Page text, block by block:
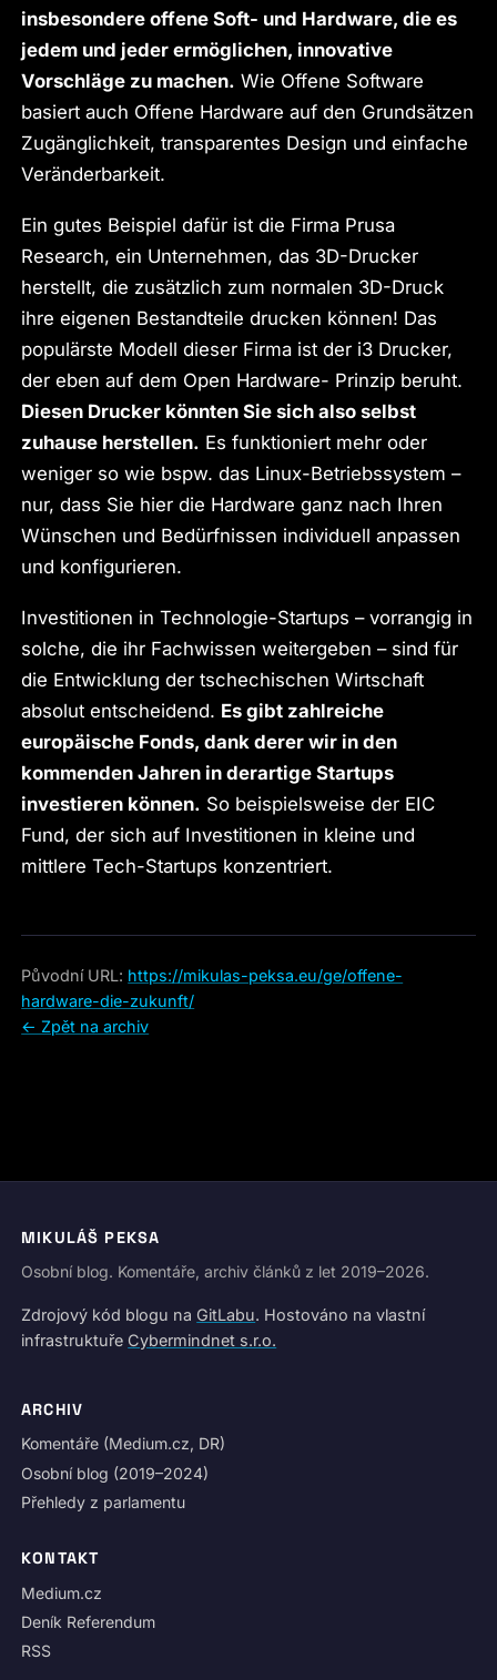
insbesondere offene Soft- und Hardware, die es
jedem und jeder ermöglichen, innovative
Vorschläge zu machen. Wie Offene Software
basiert auch Offene Hardware auf den Grundsätzen
Zugänglichkeit, transparentes Design und einfache
Veränderbarkeit.
Ein gutes Beispiel dafür ist die Firma Prusa
Research, ein Unternehmen, das 3D-Drucker
herstellt, die zusätzlich zum normalen 3D-Druck
ihre eigenen Bestandteile drucken können! Das
populärste Modell dieser Firma ist der i3 Drucker,
der eben auf dem Open Hardware- Prinzip beruht.
Diesen Drucker könnten Sie sich also selbst
zuhause herstellen. Es funktioniert mehr oder
weniger so wie bspw. das Linux-Betriebssystem –
nur, dass Sie hier die Hardware ganz nach Ihren
Wünschen und Bedürfnissen individuell anpassen
und konfigurieren.
Investitionen in Technologie-Startups – vorrangig in
solche, die ihr Fachwissen weitergeben – sind für
die Entwicklung der tschechischen Wirtschaft
absolut entscheidend. Es gibt zahlreiche
europäische Fonds, dank derer wir in den
kommenden Jahren in derartige Startups
investieren können. So beispielsweise der EIC
Fund, der sich auf Investitionen in kleine und
mittlere Tech-Startups konzentriert.
Původní URL: https://mikulas-peksa.eu/ge/offene-
hardware-die-zukunft/
← Zpět na archiv
MIKULÁŠ PEKSA
Osobní blog. Komentáře, archiv článků z let 2019–2026.
Zdrojový kód blogu na GitLabu. Hostováno na vlastní
infrastruktuře Cybermindnet s.r.o.
ARCHIV
Komentáře (Medium.cz, DR)
Osobní blog (2019–2024)
Přehledy z parlamentu
KONTAKT
Medium.cz
Deník Referendum
RSS